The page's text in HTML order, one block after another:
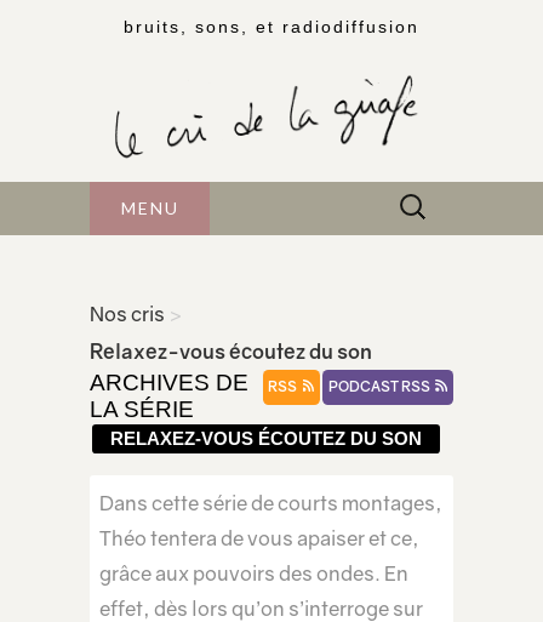
bruits, sons, et radiodiffusion
MENU Rechercher :
Nos cris >
Relaxez-vous écoutez du son
PODCAST RSS
RSS
ARCHIVES DE
LA SÉRIE
RELAXEZ-VOUS ÉCOUTEZ DU SON
Dans cette série de courts montages,
Théo tentera de vous apaiser et ce,
grâce aux pouvoirs des ondes. En
effet, dès lors qu’on s’interroge sur